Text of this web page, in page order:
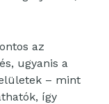
az
ugyanis a
– mint
így